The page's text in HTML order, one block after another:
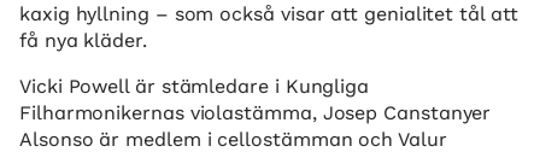
kaxig hyllning – som också visar att genialitet tål att
få nya kläder.
Vicki Powell är stämledare i Kungliga
Filharmonikernas violastämma, Josep Canstanyer
Alsonso är medlem i cellostämman och Valur